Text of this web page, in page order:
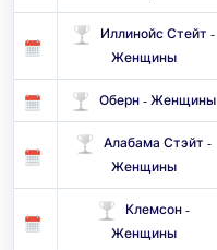
Иллинойс Стейт -
Женщины
Оберн - Женщины
Алабама Стэйт -
Женщины
Клемсон -
Женщины